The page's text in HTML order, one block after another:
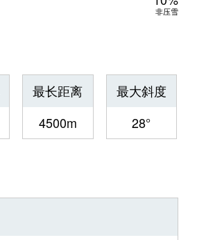
非压雪
最长距离
4500m
最大斜度
28°